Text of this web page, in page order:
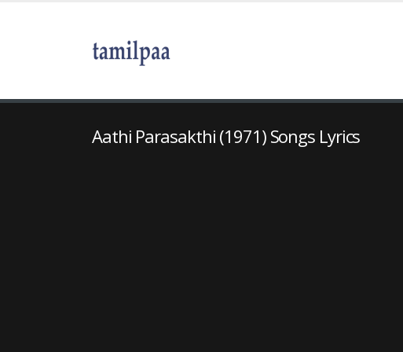
Aathi Parasakthi (1971) Songs Lyrics